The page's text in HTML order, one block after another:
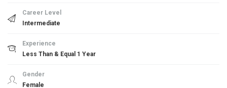
Career Level
Intermediate
Experience
Less Than & Equal 1 Year
Gender
Female